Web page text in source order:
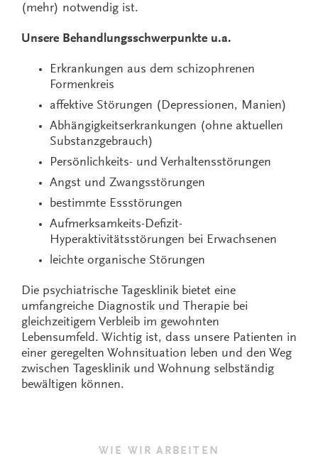
(mehr) notwendig ist.
Unsere Behandlungsschwerpunkte u.a.
Erkrankungen aus dem schizophrenen
Formenkreis
affektive Störungen (Depressionen, Manien)
Abhängigkeitserkrankungen (ohne aktuellen
Substanzgebrauch)
Persönlichkeits- und Verhaltensstörungen
Angst und Zwangsstörungen
bestimmte Essstörungen
Aufmerksamkeits-Defizit-
Hyperaktivitätsstörungen bei Erwachsenen
leichte organische Störungen
Die psychiatrische Tagesklinik bietet eine
umfangreiche Diagnostik und Therapie bei
gleichzeitigem Verbleib im gewohnten
Lebensumfeld. Wichtig ist, dass unsere Patienten in
einer geregelten Wohnsituation leben und den Weg
zwischen Tagesklinik und Wohnung selbständig
bewältigen können.
WIE WIR ARBEITEN